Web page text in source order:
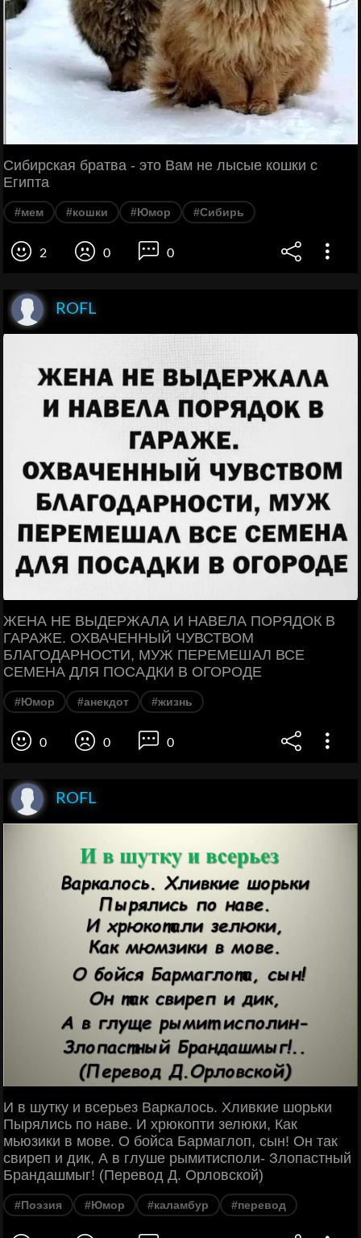
Сибирская братва - это Вам не лысые кошки с
Египта
#мем #кошки #Юмор #Сибирь
2 0 0
ROFL
ЖЕНА НЕ ВЫДЕРЖАЛА И НАВЕЛА ПОРЯДОК В
ГАРАЖЕ. ОХВАЧЕННЫЙ ЧУВСТВОМ
БЛАГОДАРНОСТИ, МУЖ ПЕРЕМЕШАЛ ВСЕ
СЕМЕНА ДЛЯ ПОСАДКИ В ОГОРОДЕ
#Юмор #анекдот #жизнь
0 0 0
ROFL
И в шутку и всерьез Варкалось. Хливкие шорьки
Пырялись по наве. И хрюкопти зелюки, Как
мьюзики в мове. О бойса Бармаглоп, сын! Он так
свиреп и дик, А в глуше рымитисполи- Злопастный
Брандашмыг! (Перевод Д. Орловской)
#Поэзия #Юмор #каламбур #перевод